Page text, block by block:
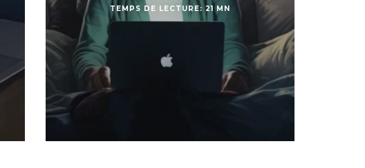
TEMPS DE LECTURE: 21 MN